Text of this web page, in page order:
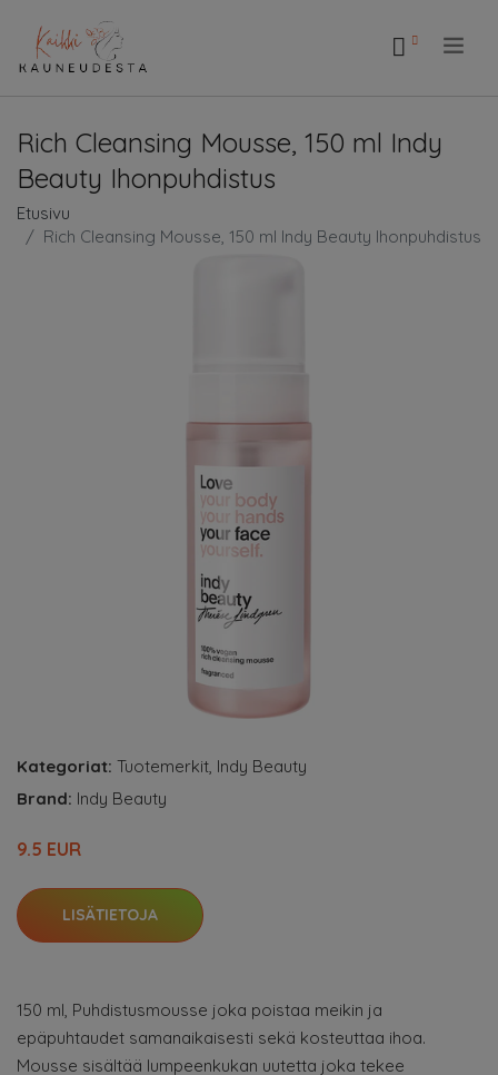
Rich Cleansing Mousse, 150 ml Indy
Beauty Ihonpuhdistus
Etusivu
Rich Cleansing Mousse, 150 ml Indy Beauty Ihonpuhdistus
Kategoriat: Tuotemerkit, Indy Beauty
Brand: Indy Beauty
9.5 EUR
LISÄTIETOJA
150 ml, Puhdistusmousse joka poistaa meikin ja
epäpuhtaudet samanaikaisesti sekä kosteuttaa ihoa.
Mousse sisältää lumpeenkukan uutetta joka tekee